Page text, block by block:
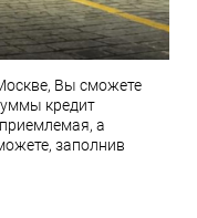
Вы сможете
кредит
а
заполнив